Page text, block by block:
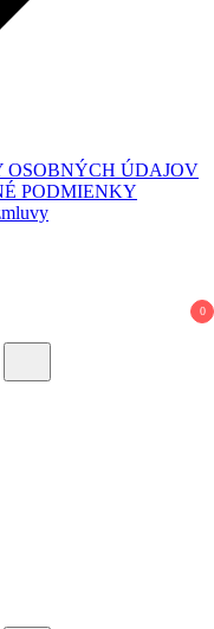
OSOBNÝCH ÚDAJOV
PODMIENKY
0